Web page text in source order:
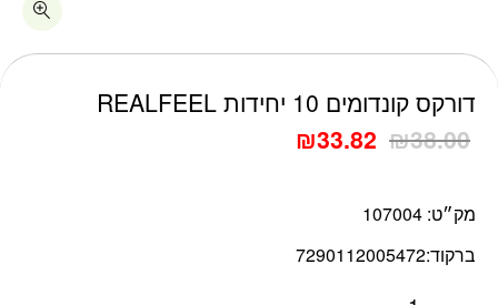
דורקס קונדומים 10 יחידות REALFEEL
₪38.00
₪33.82
מק״ט: 107004
ברקוד:7290112005472
כמות דורקס קונדומים 10 יחידות REALFEEL